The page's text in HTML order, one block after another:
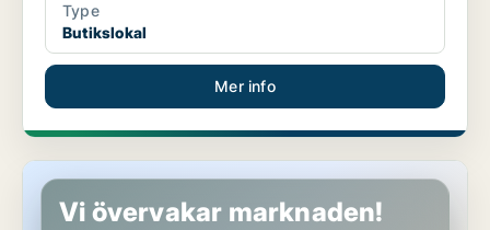
Type
Butikslokal
Mer info
Butikslokal i Haparanda
Vi övervakar marknaden!